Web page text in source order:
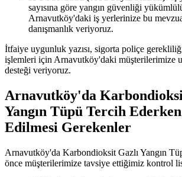
sayısına göre yangın güvenliği
Arnavutköy'daki iş yerlerinize bu
danışmanlık veriyoruz.
İtfaiye uygunluk yazısı, sigorta poliçe
işlemleri için Arnavutköy'daki müşterilerimize
desteği veriyoruz.
Arnavutköy'da
Yangın Tüpü Tercih
Edilmesi Gerekenler
Arnavutköy'da Karbondioksit Gazlı Yangın
önce müşterilerimize tavsiye ettiğimiz kontrol